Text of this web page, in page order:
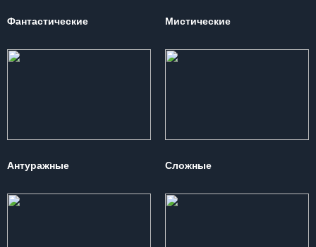
Фантастические Мистические
Антуражные Сложные